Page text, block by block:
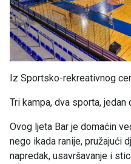
Iz Sportsko-rekreativnog
Tri kampa, dva sporta, jedan
Ovog ljeta Bar je domaćin
nego ikada ranije, pružajući
napredak, usavršavanje i